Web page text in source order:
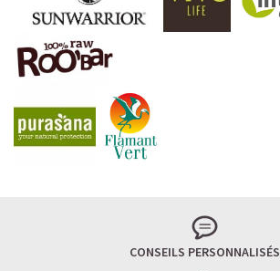
CONSEILS PERSONNALISÉS